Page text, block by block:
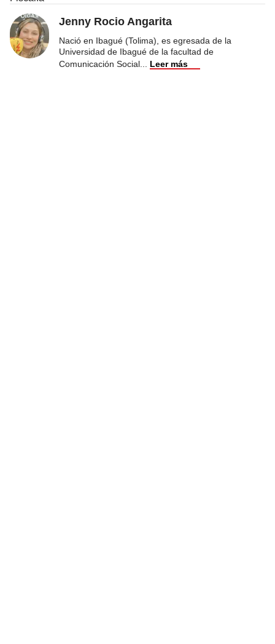
Jenny Rocio Angarita
Nació en Ibagué (Tolima), es egresada de la
Universidad de Ibagué de la facultad de
Comunicación Social
Leer más